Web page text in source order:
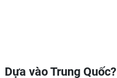
Dựa vào Trung Quốc?